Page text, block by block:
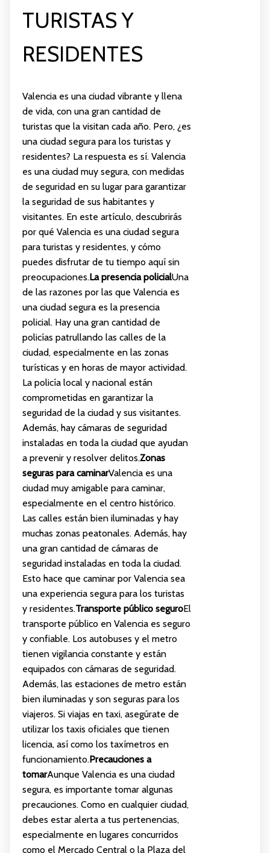
TURISTAS Y
RESIDENTES
Valencia es una ciudad vibrante y llena
de vida, con una gran cantidad de
turistas que la visitan cada año. Pero, ¿es
una ciudad segura para los turistas y
residentes? La respuesta es sí. Valencia
es una ciudad muy segura, con medidas
de seguridad en su lugar para garantizar
la seguridad de sus habitantes y
visitantes. En este artículo, descubrirás
por qué Valencia es una ciudad segura
para turistas y residentes, y cómo
puedes disfrutar de tu tiempo aquí sin
preocupaciones.La presencia policialUna
de las razones por las que Valencia es
una ciudad segura es la presencia
policial. Hay una gran cantidad de
policías patrullando las calles de la
ciudad, especialmente en las zonas
turísticas y en horas de mayor actividad.
La policía local y nacional están
comprometidas en garantizar la
seguridad de la ciudad y sus visitantes.
Además, hay cámaras de seguridad
instaladas en toda la ciudad que ayudan
a prevenir y resolver delitos.Zonas
seguras para caminarValencia es una
ciudad muy amigable para caminar,
especialmente en el centro histórico.
Las calles están bien iluminadas y hay
muchas zonas peatonales. Además, hay
una gran cantidad de cámaras de
seguridad instaladas en toda la ciudad.
Esto hace que caminar por Valencia sea
una experiencia segura para los turistas
y residentes.Transporte público seguroEl
transporte público en Valencia es seguro
y confiable. Los autobuses y el metro
tienen vigilancia constante y están
equipados con cámaras de seguridad.
Además, las estaciones de metro están
bien iluminadas y son seguras para los
viajeros. Si viajas en taxi, asegúrate de
utilizar los taxis oficiales que tienen
licencia, así como los taxímetros en
funcionamiento.Precauciones a
tomarAunque Valencia es una ciudad
segura, es importante tomar algunas
precauciones. Como en cualquier ciudad,
debes estar alerta a tus pertenencias,
especialmente en lugares concurridos
como el Mercado Central o la Plaza del